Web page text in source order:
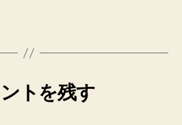
トを残す